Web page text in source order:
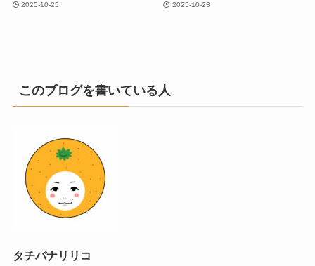
2025-10-25 2025-10-23
このブログを書いている人
タチバナリリコ